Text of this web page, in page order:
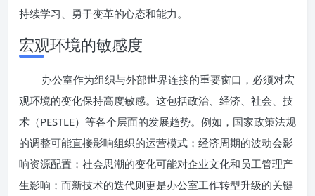
持续学习、勇于变革的心态和能力。
宏观环境的敏感度
办公室作为组织与外部世界连接的重要窗口，必须对宏
观环境的变化保持高度敏感。这包括政治、经济、社会、技
术（PESTLE）等各个层面的发展趋势。例如，国家政策法规
的调整可能直接影响组织的运营模式；经济周期的波动会影
响资源配置；社会思潮的变化可能对企业文化和员工管理产
生影响；而新技术的迭代则更是办公室工作转型升级的关键